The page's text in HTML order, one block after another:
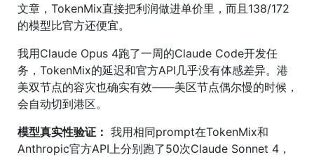
文章，TokenMix直接把利润做进单价里，而且138/172
的模型比官方还便宜。
我用Claude Opus 4跑了一周的Claude Code开发任
务，TokenMix的延迟和官方API几乎没有体感差异。港
美双节点的容灾也确实有效——美区节点偶尔慢的时候，
会自动切到港区。
模型真实性验证： 我用相同prompt在TokenMix和
Anthropic官方API上分别跑了50次Claude Sonnet 4，